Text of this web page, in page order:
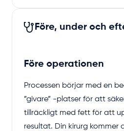
Före, under och
Före operationen
Processen börjar med en
”givare” -platser för att
tillräckligt med fett för att
resultat. Din kirurg kommer